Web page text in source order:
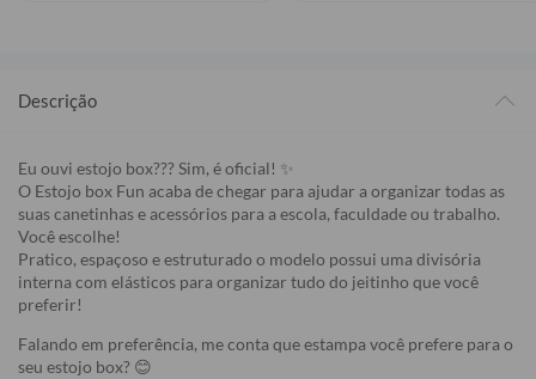
Descrição
Eu ouvi estojo box??? Sim, é oficial! ✨
O Estojo box Fun acaba de chegar para ajudar a organizar todas as
suas canetinhas e acessórios para a escola, faculdade ou trabalho.
Você escolhe!
Pratico, espaçoso e estruturado o modelo possui uma divisória
interna com elásticos para organizar tudo do jeitinho que você
preferir!
Falando em preferência, me conta que estampa você prefere para o
seu estojo box? 😊